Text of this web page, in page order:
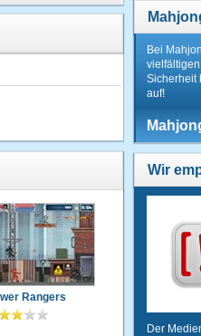
Rangers
Bei
Sicherheit
auf!
Wir
Der